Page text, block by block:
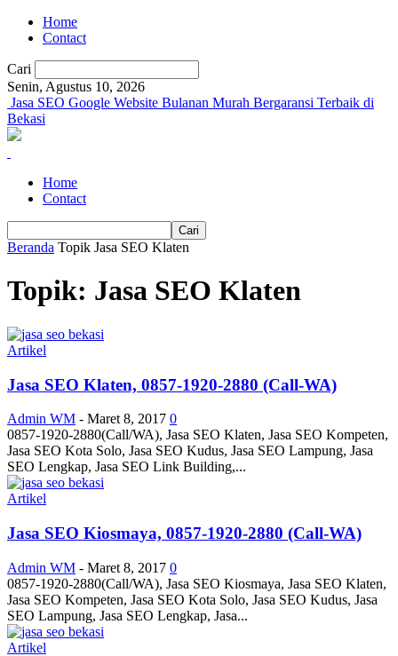
Home
Contact
Cari
Senin, Agustus 10, 2026
Jasa SEO Google Website Bulanan Murah Bergaransi Terbaik di
Bekasi
Home
Contact
Beranda Topik Jasa SEO Klaten
Topik: Jasa SEO Klaten
Artikel
Jasa SEO Klaten, 0857-1920-2880 (Call-WA)
Admin WM - Maret 8, 2017 0
0857-1920-2880(Call/WA), Jasa SEO Klaten, Jasa SEO Kompeten,
Jasa SEO Kota Solo, Jasa SEO Kudus, Jasa SEO Lampung, Jasa
SEO Lengkap, Jasa SEO Link Building,...
Artikel
Jasa SEO Kiosmaya, 0857-1920-2880 (Call-WA)
Admin WM - Maret 8, 2017 0
0857-1920-2880(Call/WA), Jasa SEO Kiosmaya, Jasa SEO Klaten,
Jasa SEO Kompeten, Jasa SEO Kota Solo, Jasa SEO Kudus, Jasa
SEO Lampung, Jasa SEO Lengkap, Jasa...
Artikel